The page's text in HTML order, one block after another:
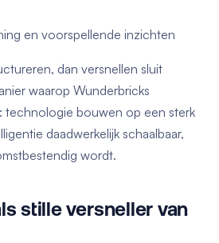
en voorspellende inzichten
dan versnellen sluit
waarop Wunderbricks
technologie bouwen op een sterk
daadwerkelijk schaalbaar,
wordt.
stille versneller van